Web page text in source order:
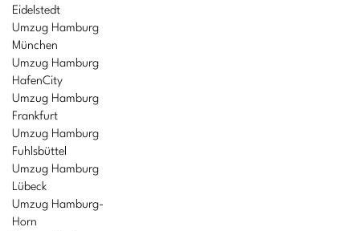
Eidelstedt
Umzug Hamburg
München
Umzug Hamburg
HafenCity
Umzug Hamburg
Frankfurt
Umzug Hamburg
Fuhlsbüttel
Umzug Hamburg
Lübeck
Umzug Hamburg-
Horn